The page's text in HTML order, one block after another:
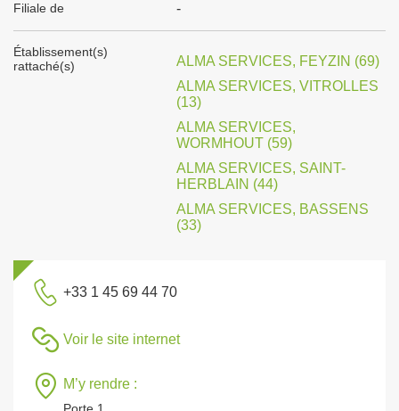
Filiale de -
Établissement(s)
rattaché(s)
ALMA SERVICES, FEYZIN (69)
ALMA SERVICES, VITROLLES
(13)
ALMA SERVICES,
WORMHOUT (59)
ALMA SERVICES, SAINT-
HERBLAIN (44)
ALMA SERVICES, BASSENS
(33)
+33 1 45 69 44 70
Voir le site internet
M’y rendre :